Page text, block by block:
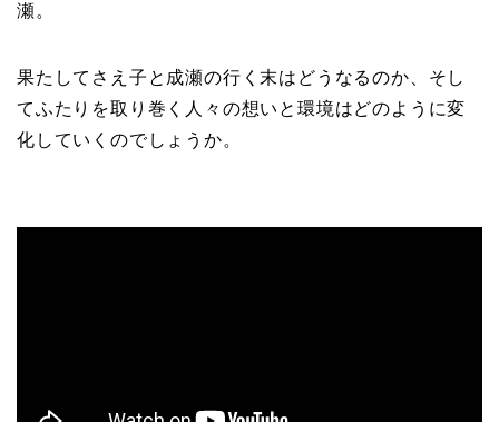
瀬。
果たしてさえ子と成瀬の行く末はどうなるのか、そし
てふたりを取り巻く人々の想いと環境はどのように変
化していくのでしょうか。